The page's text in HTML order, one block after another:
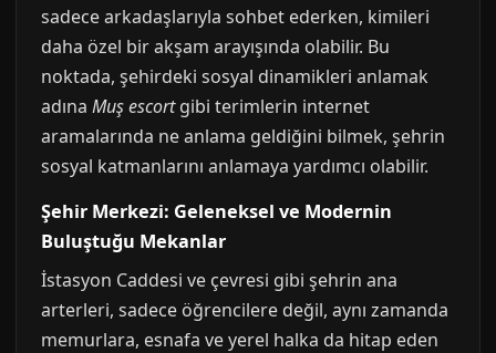
sadece arkadaşlarıyla sohbet ederken, kimileri
daha özel bir akşam arayışında olabilir. Bu
noktada, şehirdeki sosyal dinamikleri anlamak
adına Muş escortgibi terimlerin internet
aramalarında ne anlama geldiğini bilmek, şehrin
sosyal katmanlarını anlamaya yardımcı olabilir.
Şehir Merkezi: Geleneksel ve Modernin
Buluştuğu Mekanlar
İstasyon Caddesi ve çevresi gibi şehrin ana
arterleri, sadece öğrencilere değil, aynı zamanda
memurlara, esnafa ve yerel halka da hitap eden